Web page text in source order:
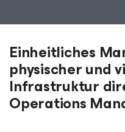
Einheitliches
physischer und
Infrastruktur
Operations